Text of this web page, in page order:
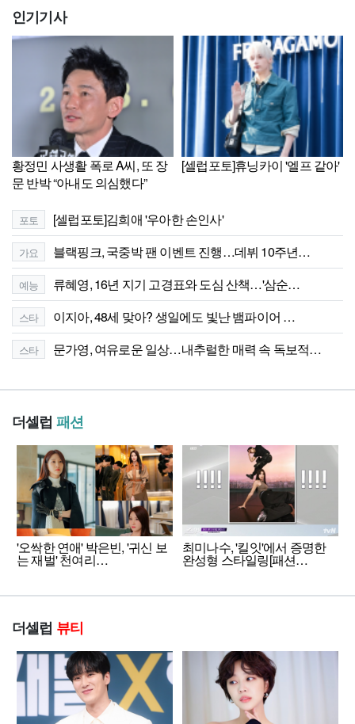
인기기사
황정민 사생활 폭로 A씨, 또 장
문 반박 “아내도 의심했다”
[셀럽포토]휴닝카이 '엘프 같아'
포토 [셀럽포토]김희애 '우아한 손인사'
가요 블랙핑크, 국중박 팬 이벤트 진행…데뷔 10주년…
예능 류혜영, 16년 지기 고경표와 도심 산책…'삼순…
스타 이지아, 48세 맞아? 생일에도 빛난 뱀파이어 …
스타 문가영, 여유로운 일상…내추럴한 매력 속 독보적…
더셀럽 패션
'오싹한 연애' 박은빈, '귀신 보
는 재벌' 천여리…
최미나수, '킬잇'에서 증명한
완성형 스타일링[패션…
더셀럽 뷰티